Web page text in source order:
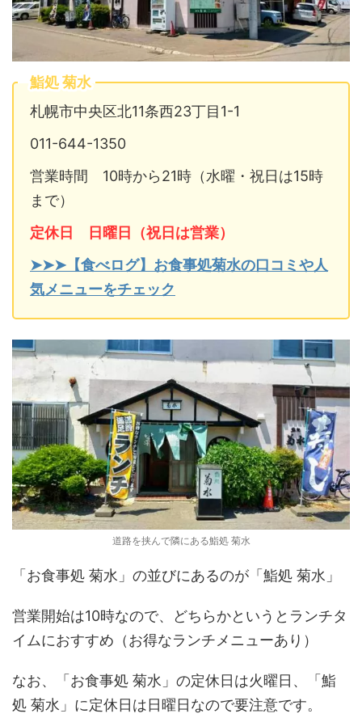
鮨処 菊水
札幌市中央区北11条西23丁目1-1
011-644-1350
営業時間 10時から21時（水曜・祝日は15時
まで）
定休日 日曜日（祝日は営業）
➤➤➤【食べログ】お食事処菊水の口コミや人
気メニューをチェック
道路を挟んで隣にある鮨処 菊水
「お食事処 菊水」の並びにあるのが「鮨処 菊水」
営業開始は10時なので、どちらかというとランチタ
イムにおすすめ（お得なランチメニューあり）
なお、「お食事処 菊水」の定休日は火曜日、「鮨
処 菊水」に定休日は日曜日なので要注意です。